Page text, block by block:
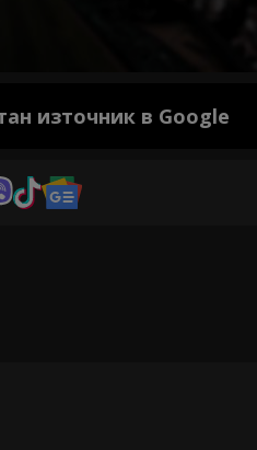
източник в Google